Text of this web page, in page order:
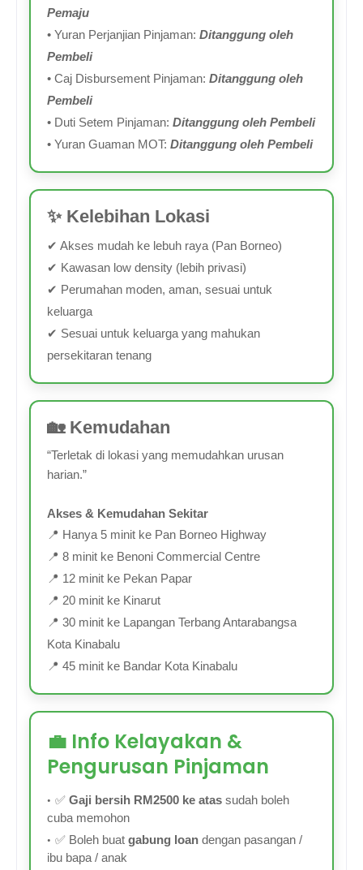
Pemaju
• Yuran Perjanjian Pinjaman: Ditanggung oleh
Pembeli
• Caj Disbursement Pinjaman: Ditanggung oleh
Pembeli
• Duti Setem Pinjaman: Ditanggung oleh Pembeli
• Yuran Guaman MOT: Ditanggung oleh Pembeli
✨ Kelebihan Lokasi
✔ Akses mudah ke lebuh raya (Pan Borneo)
✔ Kawasan low density (lebih privasi)
✔ Perumahan moden, aman, sesuai untuk
keluarga
✔ Sesuai untuk keluarga yang mahukan
persekitaran tenang
🏡 Kemudahan
“Terletak di lokasi yang memudahkan urusan
harian.”
Akses & Kemudahan Sekitar
📍 Hanya 5 minit ke Pan Borneo Highway
📍 8 minit ke Benoni Commercial Centre
📍 12 minit ke Pekan Papar
📍 20 minit ke Kinarut
📍 30 minit ke Lapangan Terbang Antarabangsa
Kota Kinabalu
📍 45 minit ke Bandar Kota Kinabalu
💼 Info Kelayakan &
Pengurusan Pinjaman
✅ Gaji bersih RM2500 ke atas sudah boleh
cuba memohon
✅ Boleh buat gabung loan dengan pasangan /
ibu bapa / anak